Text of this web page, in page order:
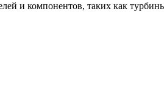
и компонентов, таких как